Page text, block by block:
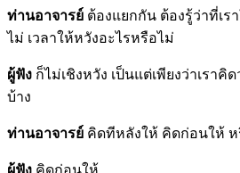
ท่านอาจารย์ ต้องแยกกัน ต้องรู้ว่าที่เร
ไม่ เวลาให้หวังอะไรหรือไม่
ผู้ฟัง ก็ไม่เชิงหวัง เป็นแต่เพียงว่าเราคิ
บ้าง
ท่านอาจารย์ คิดทีหลังให้ คิดก่อนให้ ห
ผู้ฟัง คิดก่อนให้